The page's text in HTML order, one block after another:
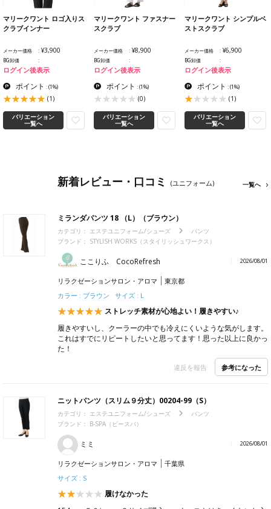
マリークワント ロゴ入りス
クラブインナー
メーカー価格 ¥3,900
BG卸価
ログイン後表示
ポイント :(1%)
(1)
バリエーション
一覧へ
マリークワント ファスナー
スクラブ
メーカー価格 ¥8,900
BG卸価
ログイン後表示
ポイント :(1%)
(0)
バリエーション
一覧へ
マリークワント シンプルベ
ストスクラブ
メーカー価格 ¥6,900
BG卸価
ログイン後表示
ポイント :(1%)
(1)
バリエーション
一覧へ
新着レビュー・口コミ (ユニフォーム) 一覧へ
ミランダパンツ 18 （L）（ブラウン）
カテゴリ： エステユニフォーム/シューズ
パンツ
ブランド： STYLISH WORKS（スタイリッシュワークス）
ここりふ CocoRefresh 2026/08/01
リラクゼーションサロン・アロマ
東京都
カラー : ブラウン サイズ : L
ストレッチ素材が心地よい！履きやすい♪
履きやすいし、クーラーの中でも冷えにくいような気がします。
これはすでにリピートしたいと思ってます！思った以上に良かっ
た！
違反を報告 参考になった
ニットパンツ（スリム９分丈）00204-99（S）
カテゴリ： エステユニフォーム/シューズ
パンツ
ブランド： B-SPA（ビースパ）
ミミ 2026/08/01
リラクゼーションサロン・アロマ
千葉県
サイズ : S
履けなかった